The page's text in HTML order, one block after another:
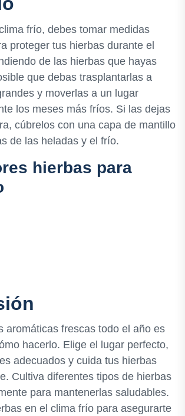
frío, debes tomar medidas
proteger tus hierbas durante el
de las hierbas que hayas
que debas trasplantarlas a
y moverlas a un lugar
los meses más fríos. Si las dejas
cúbrelos con una capa de mantillo
de las heladas y el frío.
hierbas para
aromáticas frescas todo el año es
hacerlo. Elige el lugar perfecto,
adecuados y cuida tus hierbas
Cultiva diferentes tipos de hierbas
para mantenerlas saludables.
en el clima frío para asegurarte